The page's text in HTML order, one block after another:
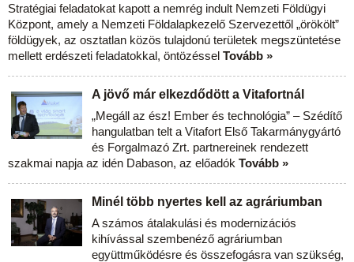
Stratégiai feladatokat kapott a nemrég indult Nemzeti Földügyi
Központ, amely a Nemzeti Földalapkezelő Szervezettől „örökölt”
földügyek, az osztatlan közös tulajdonú területek megszüntetése
mellett erdészeti feladatokkal, öntözéssel Tovább »
A jövő már elkezdődött a Vitafortnál
„Megáll az ész! Ember és technológia” – Szédítő
hangulatban telt a Vitafort Első Takarmánygyártó
és Forgalmazó Zrt. partnereinek rendezett
szakmai napja az idén Dabason, az előadók Tovább »
Minél több nyertes kell az agráriumban
A számos átalakulási és modernizációs
kihívással szembenéző agráriumban
együttműködésre és összefogásra van szükség,